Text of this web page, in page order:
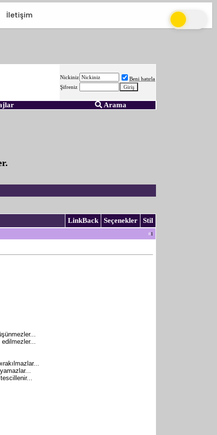
İletişim
Nickiniz
Beni hatırla
Şifreniz
Arama
LinkBack Seçenekler Stil
#1
edilmezler...